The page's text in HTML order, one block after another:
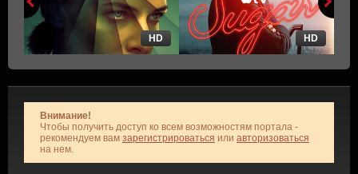
HD HD
Внимание!
Чтобы получить доступ ко всем возможностям портала -
рекомендуем вам зарегистрироваться или авторизоваться
на нем.